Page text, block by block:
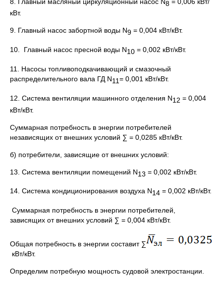
8
кВт.
9. Главный насос забортной воды N9 = 0,004 кВт/кВт.
10. Главный насос пресной воды N10 = 0,002 кВт/кВт.
11. Насосы топливоподкачивающий и смазочный
распределительного вала ГД N11= 0,001 кВт/кВт.
12. Система вентиляции машинного отделения N12 = 0,004
кВт/кВт.
Суммарная потребность в энергии потребителей
независящих от внешних условий ∑ = 0,0285 кВт/кВт.
б) потребители, зависящие от внешних условий:
13. Система вентиляции помещений N13 = 0,002 кВт/кВт.
14. Система кондиционирования воздуха N14 = 0,002 кВт/кВт.
Суммарная потребность в энергии потребителей,
зависящих от внешних условий ∑ = 0,004 кВт/кВт.
Общая потребность в энергии составит ∑
кВт/кВт.
Определим потребную мощность судовой электростанции.